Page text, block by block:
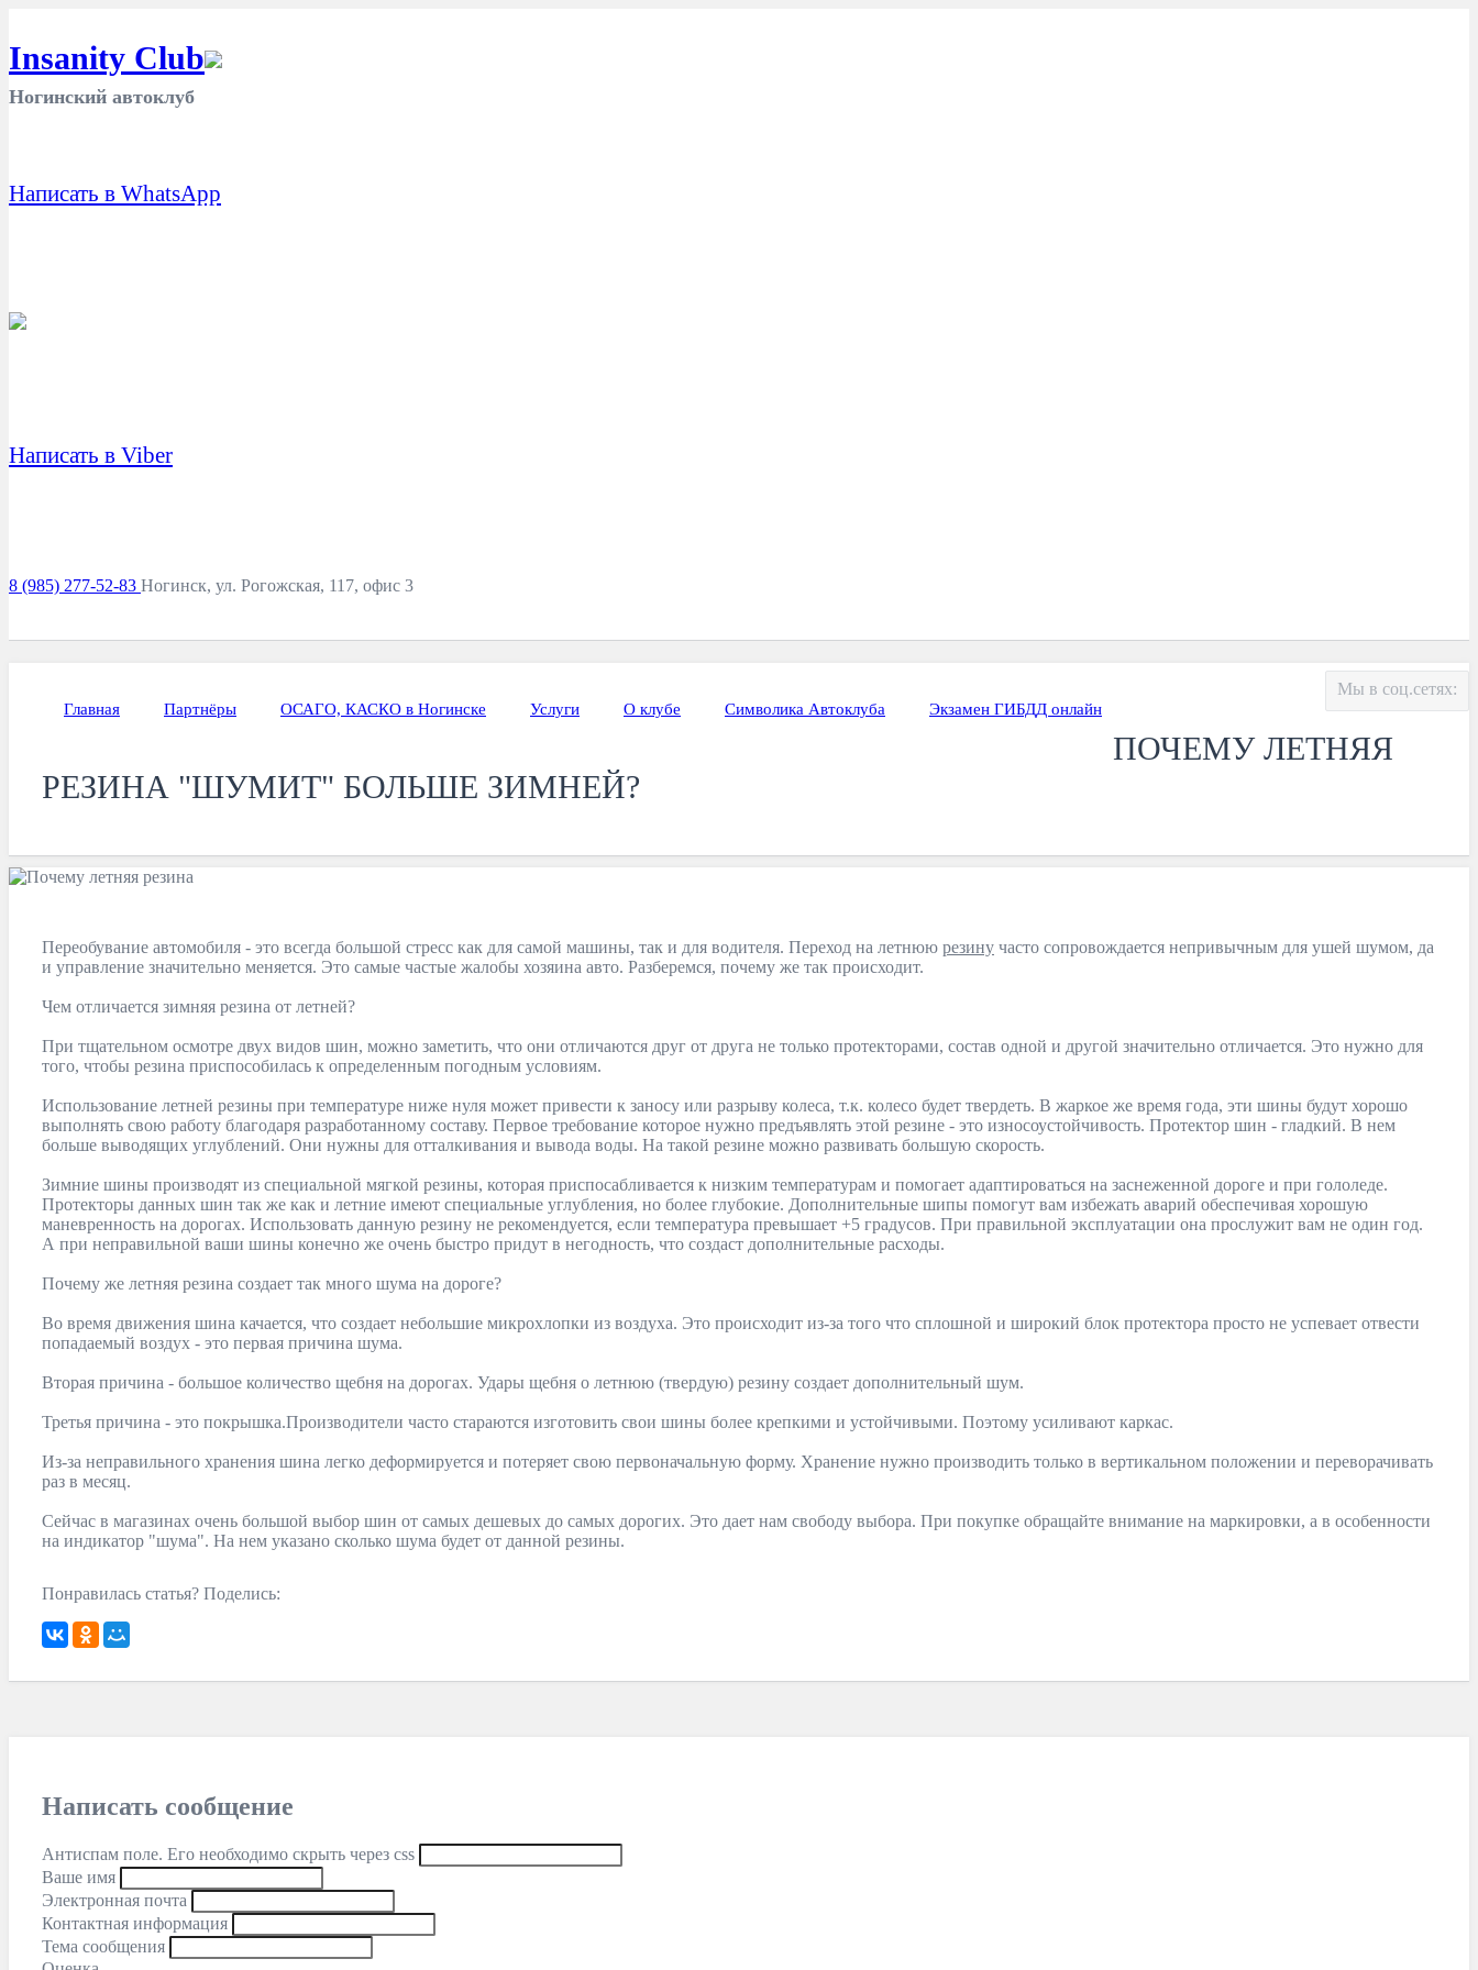
Insanity Club
Ногинский автоклуб
Написать в WhatsApp
Написать в Viber
8 (985) 277-52-83 Ногинск, ул. Рогожская, 117, офис 3
Мы в соц.сетях:
Главная Партнёры ОСАГО, КАСКО в Ногинске Услуги О клубе Символика Автоклуба Экзамен ГИБДД онлайн
ПОЧЕМУ ЛЕТНЯЯ
РЕЗИНА "ШУМИТ" БОЛЬШЕ ЗИМНЕЙ?
Переобувание автомобиля - это всегда большой стресс как для самой машины, так и для водителя. Переход на летнюю резину часто сопровождается непривычным для ушей шумом, да
и управление значительно меняется. Это самые частые жалобы хозяина авто. Разберемся, почему же так происходит.
Чем отличается зимняя резина от летней?
При тщательном осмотре двух видов шин, можно заметить, что они отличаются друг от друга не только протекторами, состав одной и другой значительно отличается. Это нужно для
того, чтобы резина приспособилась к определенным погодным условиям.
Использование летней резины при температуре ниже нуля может привести к заносу или разрыву колеса, т.к. колесо будет твердеть. В жаркое же время года, эти шины будут хорошо
выполнять свою работу благодаря разработанному составу. Первое требование которое нужно предъявлять этой резине - это износоустойчивость. Протектор шин - гладкий. В нем
больше выводящих углублений. Они нужны для отталкивания и вывода воды. На такой резине можно развивать большую скорость.
Зимние шины производят из специальной мягкой резины, которая приспосабливается к низким температурам и помогает адаптироваться на заснеженной дороге и при гололеде.
Протекторы данных шин так же как и летние имеют специальные углубления, но более глубокие. Дополнительные шипы помогут вам избежать аварий обеспечивая хорошую
маневренность на дорогах. Использовать данную резину не рекомендуется, если температура превышает +5 градусов. При правильной эксплуатации она прослужит вам не один год.
А при неправильной ваши шины конечно же очень быстро придут в негодность, что создаст дополнительные расходы.
Почему же летняя резина создает так много шума на дороге?
Во время движения шина качается, что создает небольшие микрохлопки из воздуха. Это происходит из-за того что сплошной и широкий блок протектора просто не успевает отвести
попадаемый воздух - это первая причина шума.
Вторая причина - большое количество щебня на дорогах. Удары щебня о летнюю (твердую) резину создает дополнительный шум.
Третья причина - это покрышка.Производители часто стараются изготовить свои шины более крепкими и устойчивыми. Поэтому усиливают каркас.
Из-за неправильного хранения шина легко деформируется и потеряет свою первоначальную форму. Хранение нужно производить только в вертикальном положении и переворачивать
раз в месяц.
Сейчас в магазинах очень большой выбор шин от самых дешевых до самых дорогих. Это дает нам свободу выбора. При покупке обращайте внимание на маркировки, а в особенности
на индикатор "шума". На нем указано сколько шума будет от данной резины.
Понравилась статья? Поделись:
Написать сообщение
Антиспам поле. Его необходимо скрыть через css
Ваше имя
Электронная почта
Контактная информация
Тема сообщения